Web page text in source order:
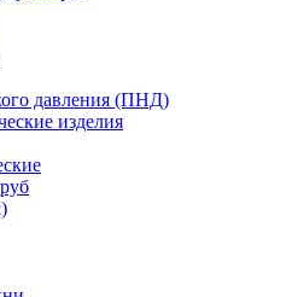
давления (ПНД)
изделия